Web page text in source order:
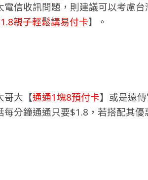
電信收訊問題，則建議可以考慮台
親子輕鬆講易付卡】。
哥大【通通1塊8預付卡】或是遠
每分鐘通通只要$1.8，若搭配其